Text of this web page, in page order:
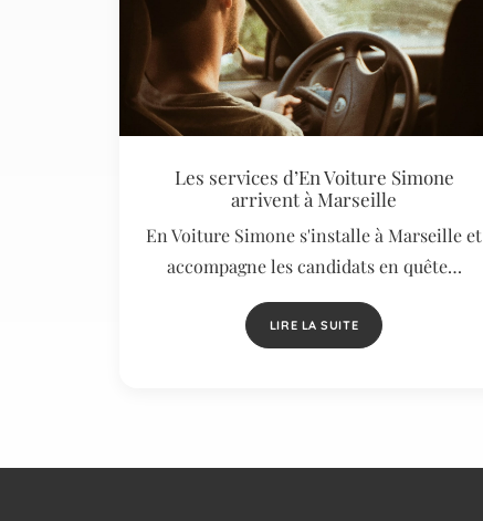
Les services d’En Voiture Simone
arrivent à Marseille
En Voiture Simone s'installe à Marseille et
accompagne les candidats en quête…
LIRE LA SUITE